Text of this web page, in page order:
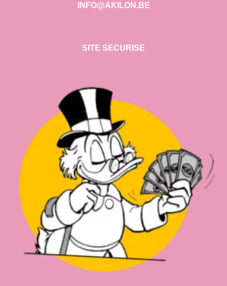
INFO@AKILON.BE
SITE SECURISE